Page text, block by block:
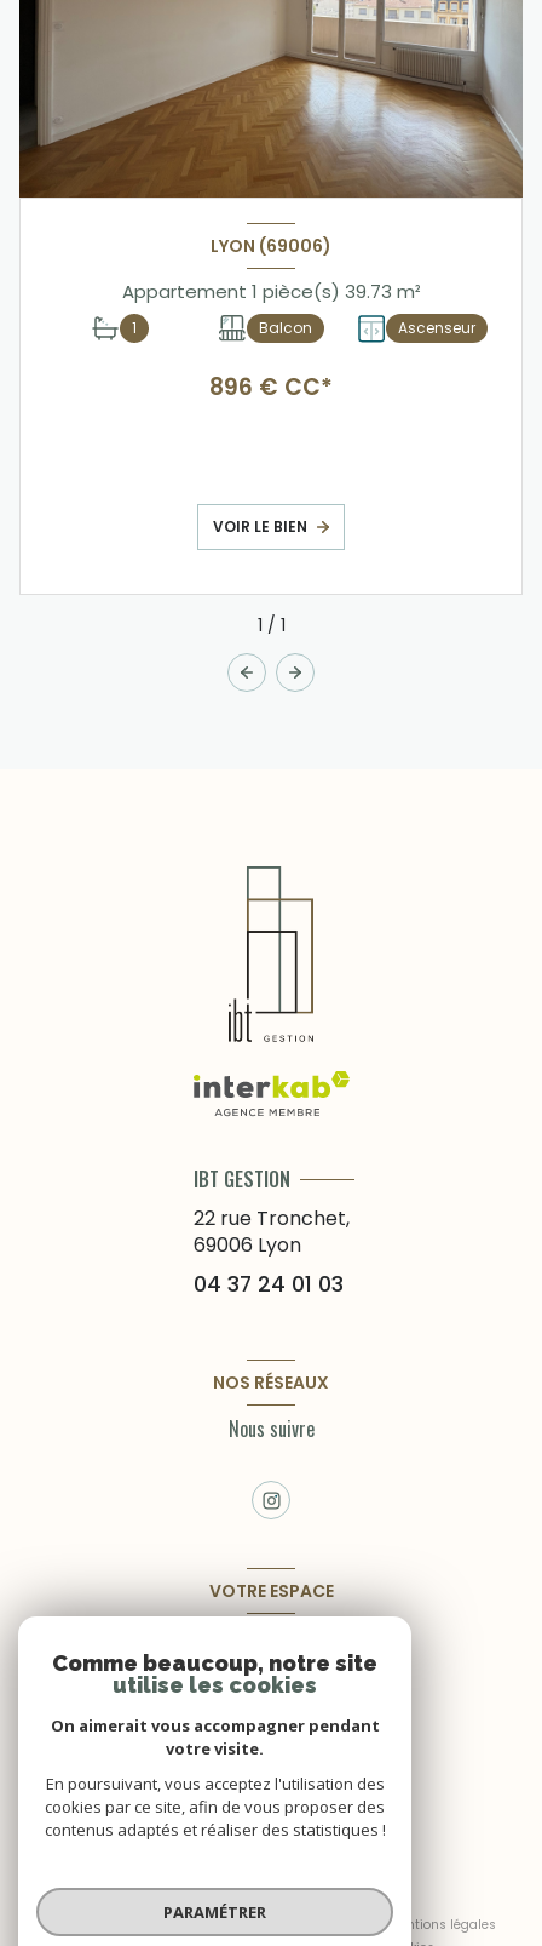
LYON (69006)
Appartement 1 pièce(s) 39.73 m²
1 Balcon Ascenseur
896 € CC*
VOIR LE BIEN
1 / 1
IBT GESTION
22 rue Tronchet,
69006 Lyon
04 37 24 01 03
NOS RÉSEAUX
Nous suivre
VOTRE ESPACE
© 2026 | Tous droits réservés
Mentions légales
Comme beaucoup, notre site
utilise les cookies
On aimerait vous accompagner pendant
votre visite.
En poursuivant, vous acceptez l'utilisation des
cookies par ce site, afin de vous proposer des
contenus adaptés et réaliser des statistiques !
PARAMÉTRER